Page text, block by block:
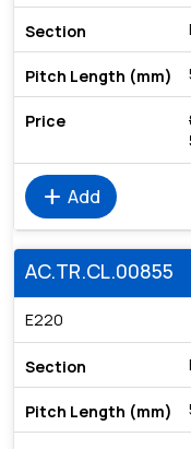
add Add
AC.TR.CL.00855
E220